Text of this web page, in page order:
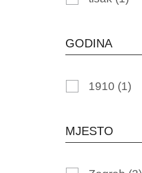
GODINA
1910 (1)
MJESTO